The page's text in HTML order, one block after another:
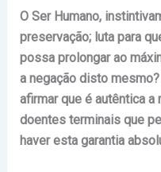
O Ser Humano,
preservação; luta para
possa prolongar ao
a negação disto
afirmar que é autêntica
doentes terminais que
haver esta garantia